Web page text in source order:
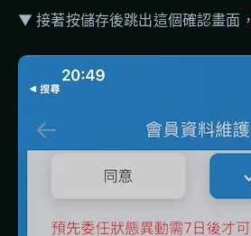
▼ 接著按儲存後跳出這個確認畫面，